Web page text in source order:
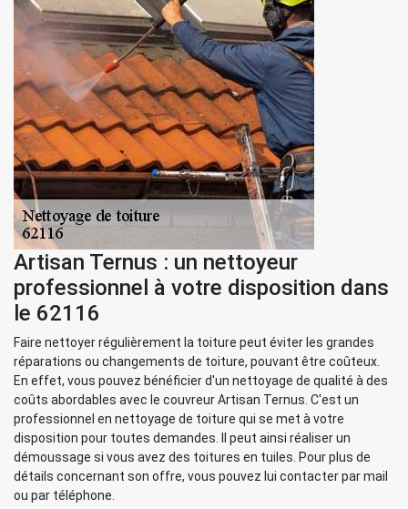
Artisan Ternus : un nettoyeur
professionnel à votre disposition dans
le 62116
Faire nettoyer régulièrement la toiture peut éviter les grandes
réparations ou changements de toiture, pouvant être coûteux.
En effet, vous pouvez bénéficier d'un nettoyage de qualité à des
coûts abordables avec le couvreur Artisan Ternus. C'est un
professionnel en nettoyage de toiture qui se met à votre
disposition pour toutes demandes. Il peut ainsi réaliser un
démoussage si vous avez des toitures en tuiles. Pour plus de
détails concernant son offre, vous pouvez lui contacter par mail
ou par téléphone.